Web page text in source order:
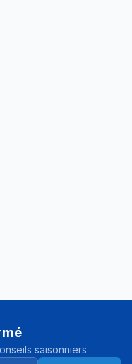
saisonniers